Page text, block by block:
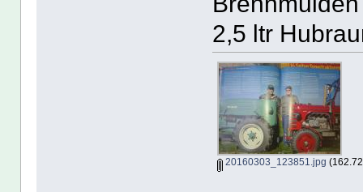
2,5 ltr
20160303_123851.jpg